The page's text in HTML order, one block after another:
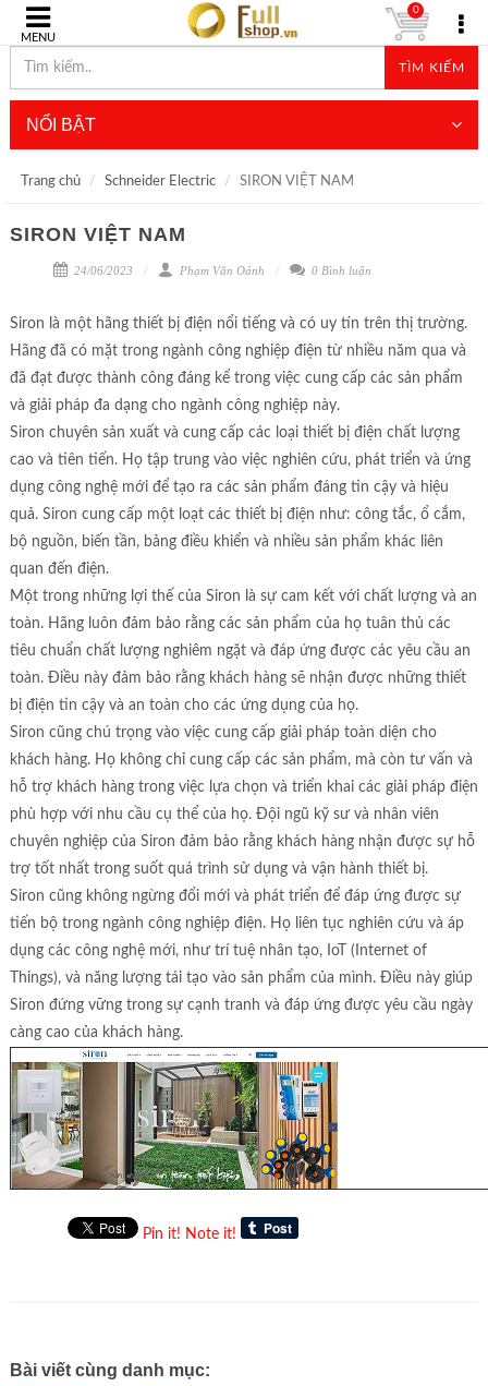
MENU
TÌM KIẾM
0
NỔI BẬT
Trang chủ Schneider Electric SIRON VIỆT NAM
SIRON VIỆT NAM
24/06/2023 Phạm Văn Oánh 0 Bình luận
Siron là một hãng thiết bị điện nổi tiếng và có uy tín trên thị trường.
Hãng đã có mặt trong ngành công nghiệp điện từ nhiều năm qua và
đã đạt được thành công đáng kể trong việc cung cấp các sản phẩm
và giải pháp đa dạng cho ngành công nghiệp này.
Siron chuyên sản xuất và cung cấp các loại thiết bị điện chất lượng
cao và tiên tiến. Họ tập trung vào việc nghiên cứu, phát triển và ứng
dụng công nghệ mới để tạo ra các sản phẩm đáng tin cậy và hiệu
quả. Siron cung cấp một loạt các thiết bị điện như: công tắc, ổ cắm,
bộ nguồn, biến tần, bảng điều khiển và nhiều sản phẩm khác liên
quan đến điện.
Một trong những lợi thế của Siron là sự cam kết với chất lượng và an
toàn. Hãng luôn đảm bảo rằng các sản phẩm của họ tuân thủ các
tiêu chuẩn chất lượng nghiêm ngặt và đáp ứng được các yêu cầu an
toàn. Điều này đảm bảo rằng khách hàng sẽ nhận được những thiết
bị điện tin cậy và an toàn cho các ứng dụng của họ.
Siron cũng chú trọng vào việc cung cấp giải pháp toàn diện cho
khách hàng. Họ không chỉ cung cấp các sản phẩm, mà còn tư vấn và
hỗ trợ khách hàng trong việc lựa chọn và triển khai các giải pháp điện
phù hợp với nhu cầu cụ thể của họ. Đội ngũ kỹ sư và nhân viên
chuyên nghiệp của Siron đảm bảo rằng khách hàng nhận được sự hỗ
trợ tốt nhất trong suốt quá trình sử dụng và vận hành thiết bị.
Siron cũng không ngừng đổi mới và phát triển để đáp ứng được sự
tiến bộ trong ngành công nghiệp điện. Họ liên tục nghiên cứu và áp
dụng các công nghệ mới, như trí tuệ nhân tạo, IoT (Internet of
Things), và năng lượng tái tạo vào sản phẩm của mình. Điều này giúp
Siron đứng vững trong sự cạnh tranh và đáp ứng được yêu cầu ngày
càng cao của khách hàng.
Pin it! Note it!
Bài viết cùng danh mục: